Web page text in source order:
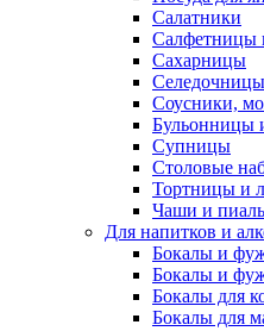
Салатники
Салфетницы
Сахарницы
Селедочницы
Соусники,
Бульонницы
Супницы
Столовые
Тортницы и
Чаши и
Для напитков и
Бокалы и
Бокалы и
Бокалы для
Бокалы для